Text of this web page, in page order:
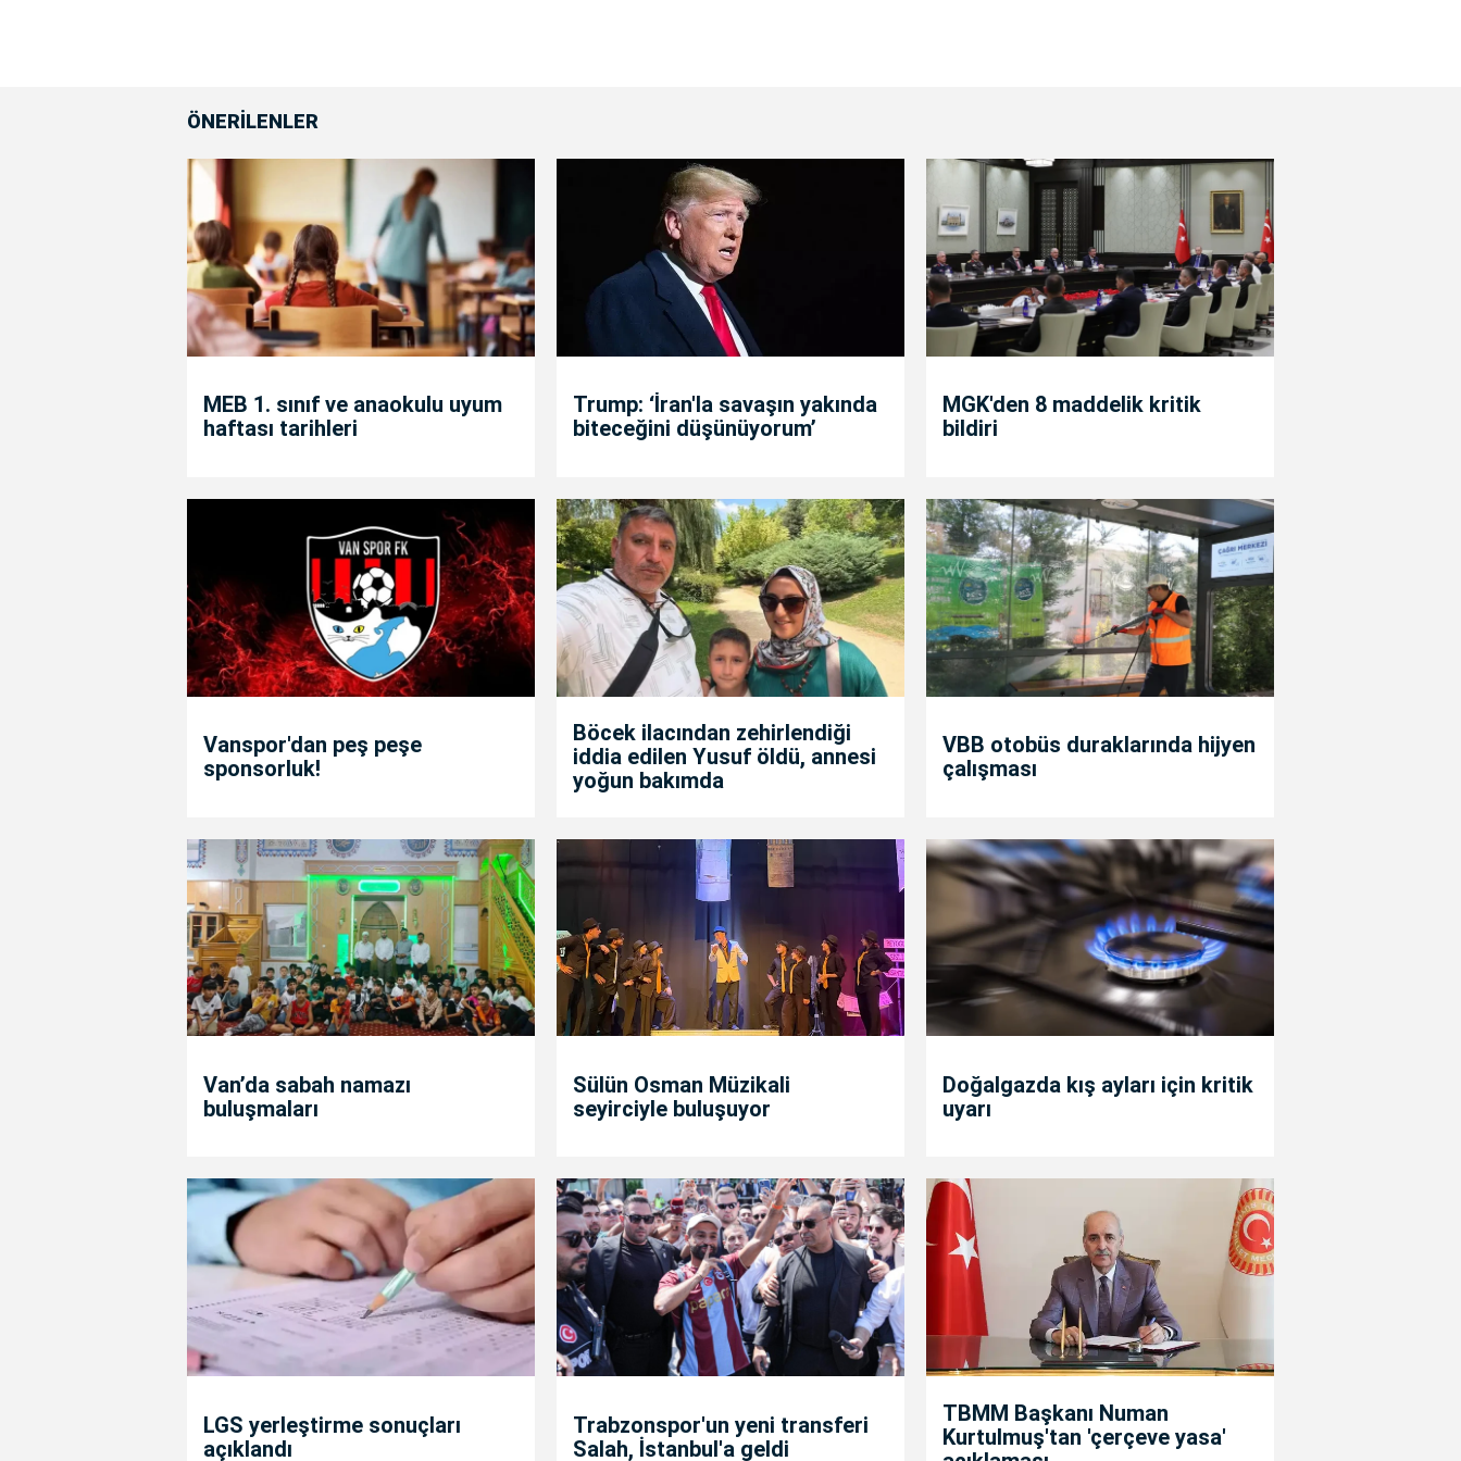
ÖNERİLENLER
MEB 1. sınıf ve anaokulu uyum
haftası tarihleri
Trump: ‘İran'la savaşın yakında
biteceğini düşünüyorum’
MGK'den 8 maddelik kritik
bildiri
Vanspor'dan peş peşe
sponsorluk!
Böcek ilacından zehirlendiği
iddia edilen Yusuf öldü, annesi
yoğun bakımda
VBB otobüs duraklarında hijyen
çalışması
Van’da sabah namazı
buluşmaları
Sülün Osman Müzikali
seyirciyle buluşuyor
Doğalgazda kış ayları için kritik
uyarı
LGS yerleştirme sonuçları
açıklandı
Trabzonspor'un yeni transferi
Salah, İstanbul'a geldi
TBMM Başkanı Numan
Kurtulmuş'tan 'çerçeve yasa'